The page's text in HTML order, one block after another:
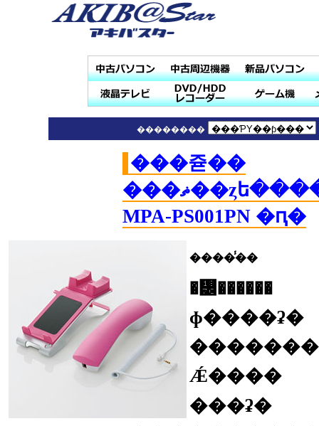
��������
���쥳��
���ޡ��ȥե��������å������
MPA-PS001PN �ԥ�
����̾��
�᡼������
ɸ����ʡ�
Ǽ����
���ʡ�